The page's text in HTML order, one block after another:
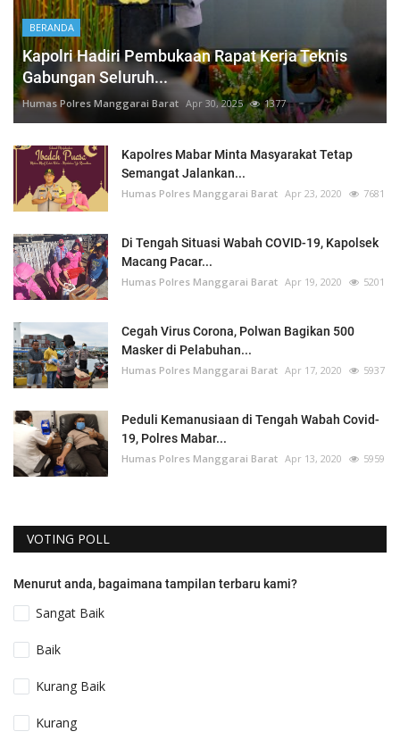
BERANDA
Kapolri Hadiri Pembukaan Rapat Kerja Teknis
Gabungan Seluruh...
Humas Polres Manggarai Barat Apr 30, 2025 1377
Kapolres Mabar Minta Masyarakat Tetap
Semangat Jalankan...
Humas Polres Manggarai Barat Apr 23, 2020 7681
Di Tengah Situasi Wabah COVID-19, Kapolsek
Macang Pacar...
Humas Polres Manggarai Barat Apr 19, 2020 5201
Cegah Virus Corona, Polwan Bagikan 500
Masker di Pelabuhan...
Humas Polres Manggarai Barat Apr 17, 2020 5937
Peduli Kemanusiaan di Tengah Wabah Covid-
19, Polres Mabar...
Humas Polres Manggarai Barat Apr 13, 2020 5959
VOTING POLL
Menurut anda, bagaimana tampilan terbaru kami?
Sangat Baik
Baik
Kurang Baik
Kurang